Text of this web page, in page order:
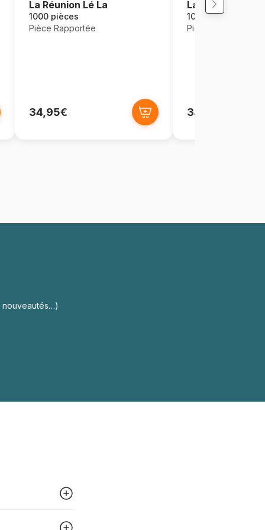
La Réunion Lé La
1000 pièces
Pièce Rapportée
34,95€
La Serre Aux
1000 pièces
Pièce Rapportée
34,95€
nouveautés…)